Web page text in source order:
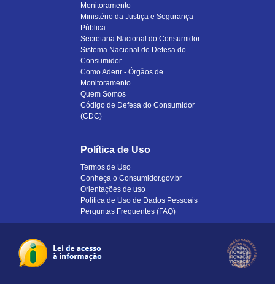
Monitoramento
Ministério da Justiça e Segurança
Pública
Secretaria Nacional do Consumidor
Sistema Nacional de Defesa do
Consumidor
Como Aderir - Órgãos de
Monitoramento
Quem Somos
Código de Defesa do Consumidor
(CDC)
Política de Uso
Termos de Uso
Conheça o Consumidor.gov.br
Orientações de uso
Política de Uso de Dados Pessoais
Perguntas Frequentes (FAQ)